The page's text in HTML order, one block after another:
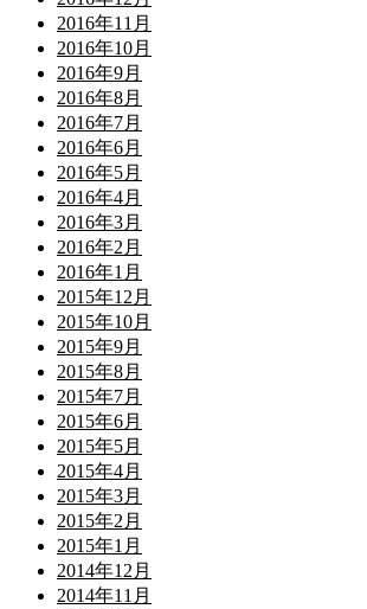
2016年11月
2016年10月
2016年9月
2016年8月
2016年7月
2016年6月
2016年5月
2016年4月
2016年3月
2016年2月
2016年1月
2015年12月
2015年10月
2015年9月
2015年8月
2015年7月
2015年6月
2015年5月
2015年4月
2015年3月
2015年2月
2015年1月
2014年12月
2014年11月